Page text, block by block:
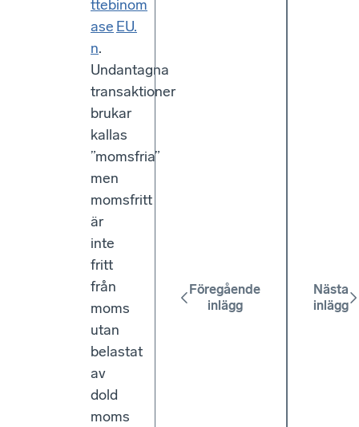
tteb
ase
n.
Undantagna
transaktioner
brukar
kallas
”momsfria”
men
momsfritt
är
inte
fritt
från
moms
utan
belastat
av
dold
moms
inom
EU.
Föregående
inlägg
Nästa
inlägg